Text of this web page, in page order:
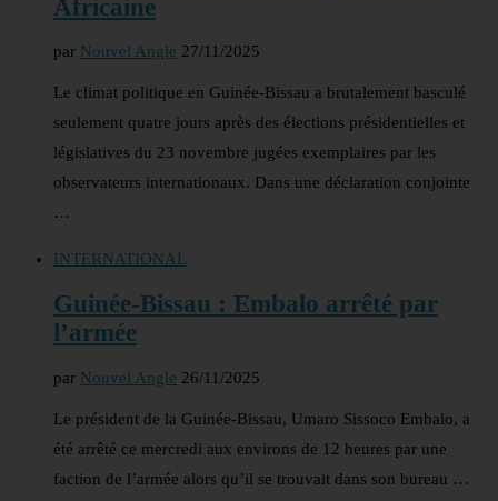
Africaine
par Nouvel Angle 27/11/2025
Le climat politique en Guinée-Bissau a brutalement basculé
seulement quatre jours après des élections présidentielles et
législatives du 23 novembre jugées exemplaires par les
observateurs internationaux. Dans une déclaration conjointe
…
INTERNATIONAL
Guinée-Bissau : Embalo arrêté par
l’armée
par Nouvel Angle 26/11/2025
Le président de la Guinée-Bissau, Umaro Sissoco Embalo, a
été arrêté ce mercredi aux environs de 12 heures par une
faction de l’armée alors qu’il se trouvait dans son bureau …